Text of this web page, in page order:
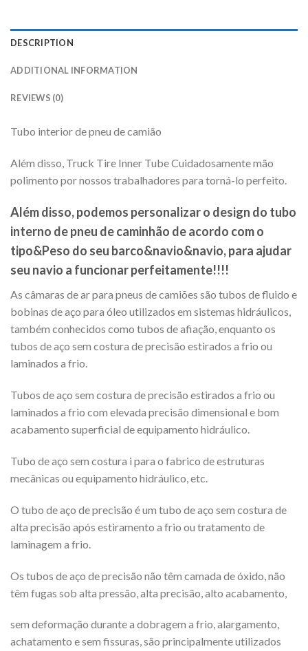
DESCRIPTION
ADDITIONAL INFORMATION
REVIEWS (0)
Tubo interior de pneu de camião
Além disso, Truck Tire Inner Tube Cuidadosamente mão
polimento por nossos trabalhadores para torná-lo perfeito.
Além disso, podemos personalizar o design do tubo
interno de pneu de caminhão de acordo com o
tipo&Peso do seu barco&navio&navio, para ajudar
seu navio a funcionar perfeitamente!!!!
As câmaras de ar para pneus de camiões são tubos de fluido e
bobinas de aço para óleo utilizados em sistemas hidráulicos,
também conhecidos como tubos de afiação, enquanto os
tubos de aço sem costura de precisão estirados a frio ou
laminados a frio.
Tubos de aço sem costura de precisão estirados a frio ou
laminados a frio com elevada precisão dimensional e bom
acabamento superficial de equipamento hidráulico.
Tubo de aço sem costura i para o fabrico de estruturas
mecânicas ou equipamento hidráulico, etc.
O tubo de aço de precisão é um tubo de aço sem costura de
alta precisão após estiramento a frio ou tratamento de
laminagem a frio.
Os tubos de aço de precisão não têm camada de óxido, não
têm fugas sob alta pressão, alta precisão, alto acabamento,
sem deformação durante a dobragem a frio, alargamento,
achatamento e sem fissuras, são principalmente utilizados